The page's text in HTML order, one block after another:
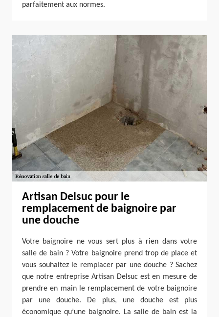
parfaitement aux normes.
Artisan Delsuc pour le
remplacement de baignoire par
une douche
Votre baignoire ne vous sert plus à rien dans votre
salle de bain ? Votre baignoire prend trop de place et
vous souhaitez le remplacer par une douche ? Sachez
que notre entreprise Artisan Delsuc est en mesure de
prendre en main le remplacement de votre baignoire
par une douche. De plus, une douche est plus
économique qu’une baignoire. La salle de bain est la